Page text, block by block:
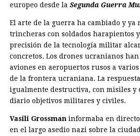
europeo desde la Segunda Guerra
El arte de la guerra ha cambiado y ya
trincheras con soldados harapientos
precisión de la tecnología militar
concretos. Los drones ucranianos
aviones en aeropuertos rusos a
de la frontera ucraniana. La
igualmente destructiva, con misiles y
diario objetivos militares y civiles.
Vasili Grossman informaba en
en el largo asedio nazi sobre la